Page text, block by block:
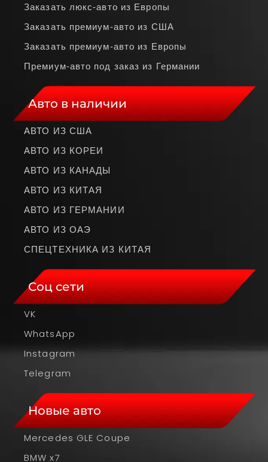
Заказать люкс‑авто из Европы
Заказать премиум‑авто из США
Заказать премиум‑авто из Европы
Премиум‑авто под заказ из Германии
Авто в наличии
АВТО ИЗ США
АВТО ИЗ КОРЕИ
АВТО ИЗ КАНАДЫ
АВТО ИЗ КИТАЯ
АВТО ИЗ ГЕРМАНИИ
АВТО ИЗ ОАЭ
СПЕЦТЕХНИКА ИЗ КИТАЯ
Соц сети
VK
WhatsApp
Instagram
Telegram
Новые авто
Mercedes GLE Coupe
BMW x7